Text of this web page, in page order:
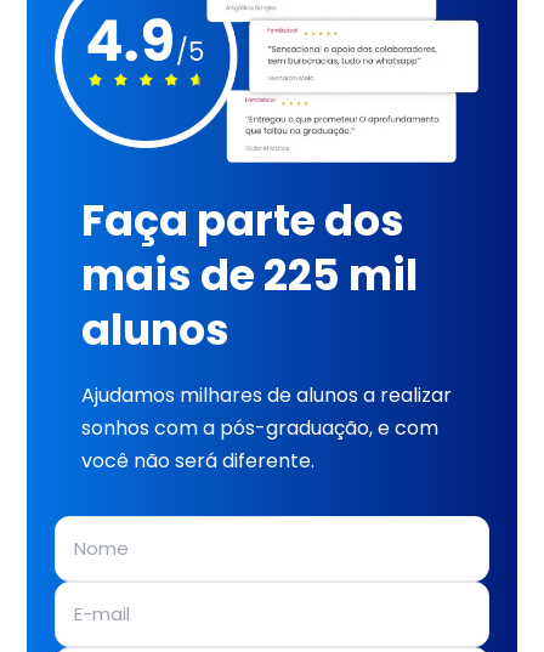
Faça parte dos
mais de 225 mil
alunos
Ajudamos milhares de alunos a realizar
sonhos com a pós-graduação, e com
você não será diferente.